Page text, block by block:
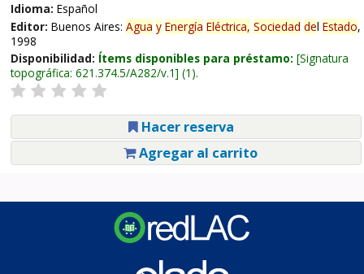
Idioma: Español
Editor: Buenos Aires: Agua y Energía Eléctrica, Sociedad del Estado,
1998
Disponibilidad: Ítems disponibles para préstamo: Signatura
topográfica: 621.374.5/A282/v.1 (1).
Hacer reserva
Agregar al carrito